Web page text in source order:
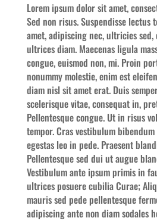
Lorem ipsum dolor sit amet,
Sed non risus. Suspendisse
amet, adipiscing nec, ultricies sed,
ultrices diam. Maecenas ligula
congue, euismod non, mi. Proin
nonummy molestie, enim est
diam nisl sit amet erat. Duis
scelerisque vitae, consequat in,
Pellentesque congue. Ut in risus
tempor. Cras vestibulum
egestas leo in pede. Praesent
Pellentesque sed dui ut augue
Vestibulum ante ipsum primis in
ultrices posuere cubilia Curae;
mauris sed pede pellentesque
adipiscing ante non diam sodales